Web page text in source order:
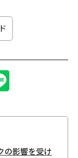
の影響を受け